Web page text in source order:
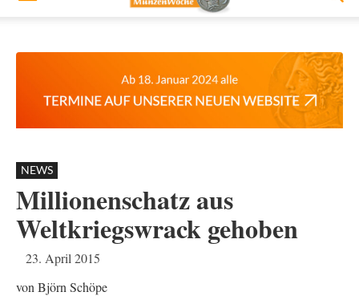
NEWS
Millionenschatz aus
Weltkriegswrack gehoben
23. April 2015
von Björn Schöpe